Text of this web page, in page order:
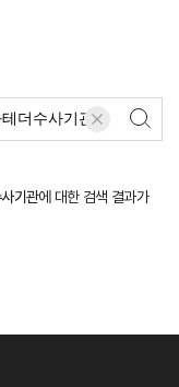
기관에 대한 검색 결과가